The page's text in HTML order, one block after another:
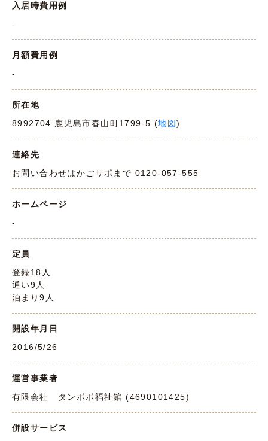
入居時費用例
-
月額費用例
-
所在地
8992704 鹿児島市春山町1799-5 (地図)
連絡先
お問い合わせはかごサポまで 0120-057-555
ホームページ
-
定員
登録18人
通い9人
泊まり9人
開設年月日
2016/5/26
運営事業者
有限会社 タンポポ福祉館 (4690101425)
併設サービス